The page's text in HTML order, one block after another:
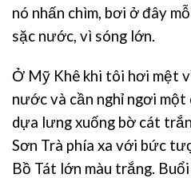
nó nhấn chìm, bơi ở đây
sặc nước, vì sóng lớn.
Ở Mỹ Khê khi tôi hơi mệt
nước và cần nghỉ ngơi
dựa lưng xuống bờ cát
Sơn Trà phía xa với bức
Bồ Tát lớn màu trắng.